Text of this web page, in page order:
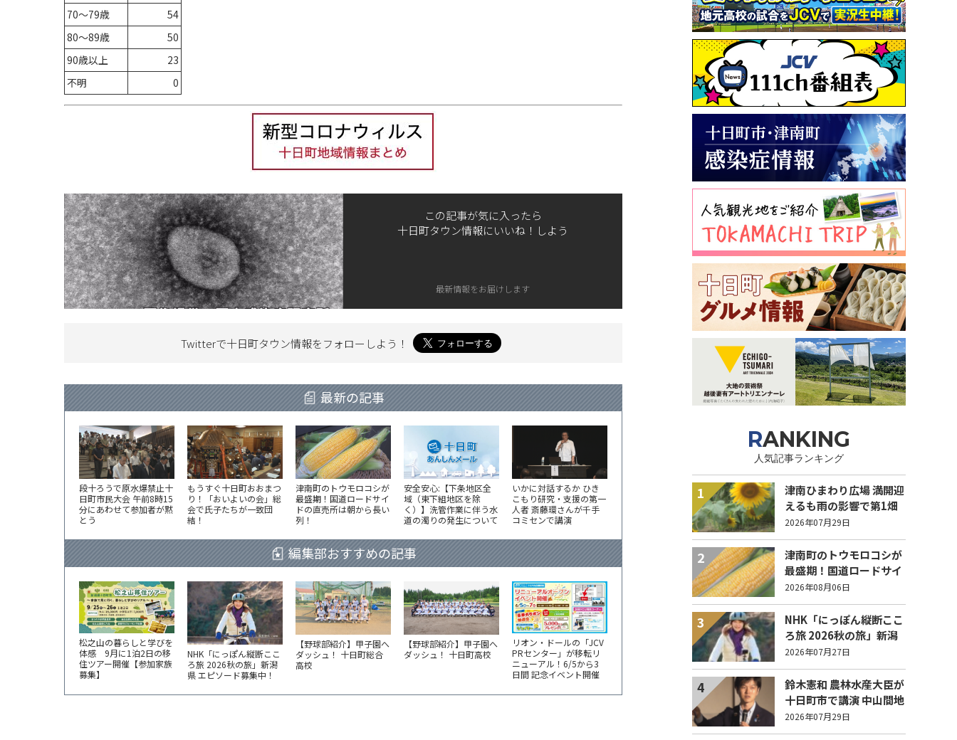
70～79歳
54
80～89歳
50
90歳以上
23
不明
0
この記事が気に入ったら
十日町タウン情報にいいね！しよう
最新情報をお届けします
Twitterで十日町タウン情報をフォローしよう！
最新の記事
段十ろうで原水爆禁止十
日町市民大会 午前8時15
分にあわせて参加者が黙
とう
もうすぐ十日町おおまつ
り！「おいよいの会」総
会で氏子たちが一致団
結！
津南町のトウモロコシが
最盛期！国道ロードサイ
ドの直売所は朝から長い
列！
安全安心:【下条地区全
域（東下組地区を除
く）】洗管作業に伴う水
道の濁りの発生について
いかに対話するか ひき
こもり研究・支援の第一
人者 斎藤環さんが千手
コミセンで講演
編集部おすすめの記事
松之山の暮らしと学びを
体感 9月に1泊2日の移
住ツアー開催【参加家族
募集】
NHK「にっぽん縦断ここ
ろ旅 2026秋の旅」新潟
県 エピソード募集中！
【野球部紹介】甲子園へ
ダッシュ！ 十日町総合
高校
【野球部紹介】甲子園へ
ダッシュ！ 十日町高校
リオン・ドールの「JCV
PRセンター」が移転リ
ニューアル！6/5から3
日間 記念イベント開催
RANKING
人気記事ランキング
1
津南ひまわり広場 満開迎
えるも雨の影響で第1畑
の半分が倒伏 8/4まで駐
車場を無料開放
2026年07月29日
2
津南町のトウモロコシが
最盛期！国道ロードサイ
ドの直売所は朝から長い
列！
2026年08月06日
3
NHK「にっぽん縦断ここ
ろ旅 2026秋の旅」新潟
県 エピソード募集中！
2026年07月27日
4
鈴木憲和 農林水産大臣が
十日町市で講演 中山間地
域でも持続可能で稼げる
農業とは？
2026年07月29日